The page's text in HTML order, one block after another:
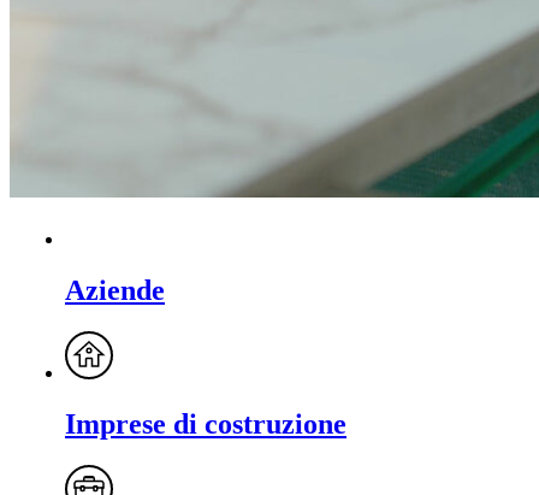
Aziende
Imprese di costruzione